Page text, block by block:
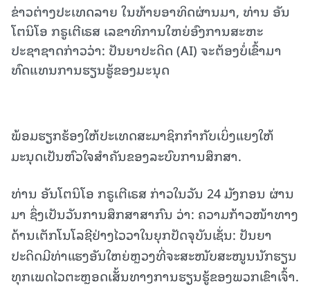
ຂ່າວຕ່າງປະເທດລາຍ ໃນທ້າຍອາທິດຜ່ານມາ, ທ່ານ ອັນ
ໂຕນິໂອ ກຣູເຕີເຣສ ເລຂາທິການໃຫຍ່ອົງການສະຫະ
ປະຊາຊາດກ່າວວ່າ: ປັນຍາປະດິດ (AI) ຈະຕ້ອງບໍ່ເຂົ້າມາ
ທົດແທນການຮຽນຮູ້ຂອງມະນຸດ
ພ້ອມຮຽກຮ້ອງໃຫ້ປະເທດສະມາຊິກກຳກັບເບິ່ງແຍງໃຫ້
ມະນຸດເປັນຫົວໃຈສຳຄັນຂອງລະບົບການສຶກສາ.
ທ່ານ ອັນໂຕນິໂອ ກຣູເຕີເຣສ ກ່າວໃນວັນ 24 ມັງກອນ ຜ່ານ
ມາ ຊຶ່ງເປັນວັນການສຶກສາສາກົນ ວ່າ: ຄວາມກ້າວໜ້າທາງ
ດ້ານເຕັກໂນໂລຊີຢ່າງໄວວາໃນຍຸກປັດຈຸບັນເຊັ່ນ: ປັນຍາ
ປະດິດມີທ່າແຮງອັນໃຫຍ່ຫຼວງທີ່ຈະສະໜັບສະໜູນນັກຮຽນ
ທຸກເພດໄວຕະຫຼອດເສັ້ນທາງການຮຽນຮູ້ຂອງພວກເຂົາເຈົ້າ.